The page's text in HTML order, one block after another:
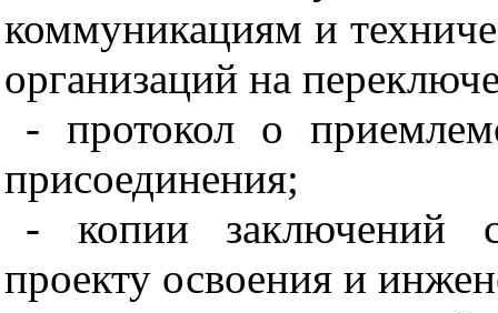
коммуникациям и
организаций на
- протокол о
присоединения;
- копии заключений
проекту освоения и